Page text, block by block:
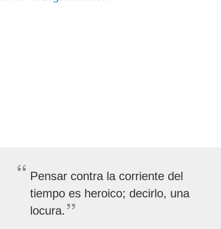
Pensar contra la corriente del
tiempo es heroico; decirlo, una
locura.